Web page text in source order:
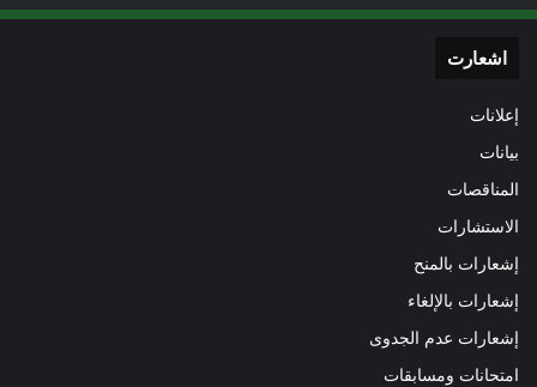
اشعارت
إعلانات
بيانات
المناقصات
الاستشارات
إشعارات بالمنح
إشعارات بالإلغاء
إشعارات عدم الجدوى
امتحانات ومسابقات